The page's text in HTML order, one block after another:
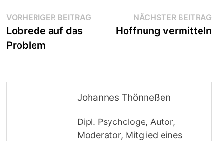
Beitragsnavigation
VORHERIGER BEITRAG Vorheriger
Beitrag:
Lobrede auf das
Problem
NÄCHSTER BEITRAG
Hoffnung vermitteln
Johannes Thönneßen
Dipl. Psychologe, Autor,
Moderator, Mitglied eines